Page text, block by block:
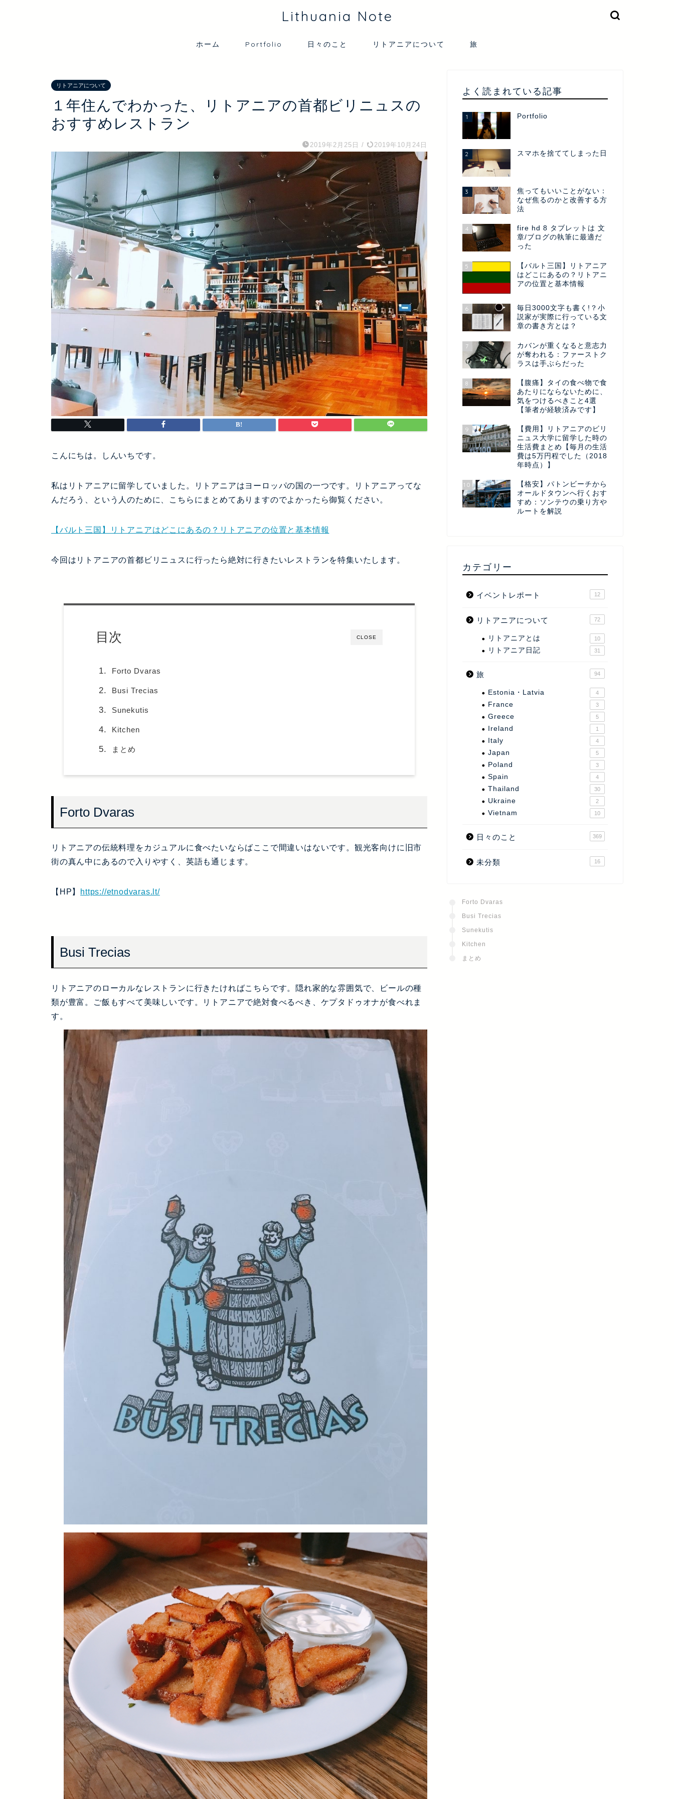
Lithuania Note
ホーム Portfolio 日々のこと リトアニアについて 旅
リトアニアについて
１年住んでわかった、リトアニアの首都ビリニュスの
おすすめレストラン
2019年2月25日 / 2019年10月24日
こんにちは。しんいちです。
私はリトアニアに留学していました。リトアニアはヨーロッパの国の一つです。リトアニアってな
んだろう、という人のために、こちらにまとめてありますのでよかったら御覧ください。
【バルト三国】リトアニアはどこにあるの？リトアニアの位置と基本情報
今回はリトアニアの首都ビリニュスに行ったら絶対に行きたいレストランを特集いたします。
CLOSE
目次
Forto Dvaras
Busi Trecias
Sunekutis
Kitchen
まとめ
Forto Dvaras
リトアニアの伝統料理をカジュアルに食べたいならばここで間違いはないです。観光客向けに旧市
街の真ん中にあるので入りやすく、英語も通じます。
【HP】 https://etnodvaras.lt/
Busi Trecias
リトアニアのローカルなレストランに行きたければこちらです。隠れ家的な雰囲気で、ビールの種
類が豊富。ご飯もすべて美味しいです。リトアニアで絶対食べるべき、ケプタドゥオナが食べれま
す。
よく読まれている記事
1 Portfolio
2 スマホを捨ててしまった日
3
焦ってもいいことがない：
なぜ焦るのかと改善する方
法
4
fire hd 8 タブレットは 文
章/ブログの執筆に最適だ
った
5
【バルト三国】リトアニア
はどこにあるの？リトアニ
アの位置と基本情報
6
毎日3000文字も書く!？小
説家が実際に行っている文
章の書き方とは？
7
カバンが重くなると意志力
が奪われる：ファーストク
ラスは手ぶらだった
8
【腹痛】タイの食べ物で食
あたりにならないために、
気をつけるべきこと4選
【筆者が経験済みです】
9
【費用】リトアニアのビリ
ニュス大学に留学した時の
生活費まとめ【毎月の生活
費は5万円程でした（2018
年時点）】
10
【格安】パトンビーチから
オールドタウンへ行くおす
すめ：ソンテウの乗り方や
ルートを解説
カテゴリー
イベントレポート 12
リトアニアについて 72
リトアニアとは 10
リトアニア日記 31
旅 94
Estonia・Latvia 4
France 3
Greece 5
Ireland 1
Italy 4
Japan 5
Poland 3
Spain 4
Thailand 30
Ukraine 2
Vietnam 10
日々のこと 369
未分類 16
Forto Dvaras
Busi Trecias
Sunekutis
Kitchen
まとめ